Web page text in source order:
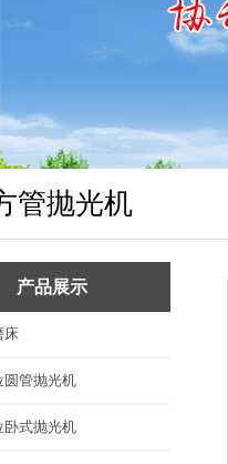
资质证书
联系我们
管抛光机
产品展示
床
圆管抛光机
卧式抛光机